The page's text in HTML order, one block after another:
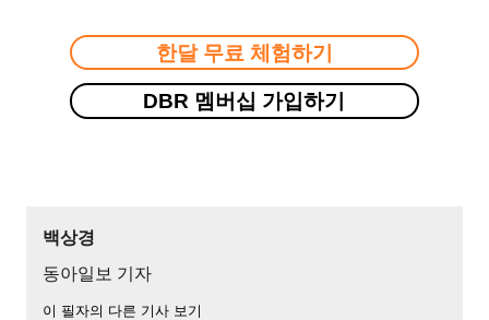
한달 무료 체험하기
DBR 멤버십 가입하기
백상경
동아일보 기자
이 필자의 다른 기사 보기